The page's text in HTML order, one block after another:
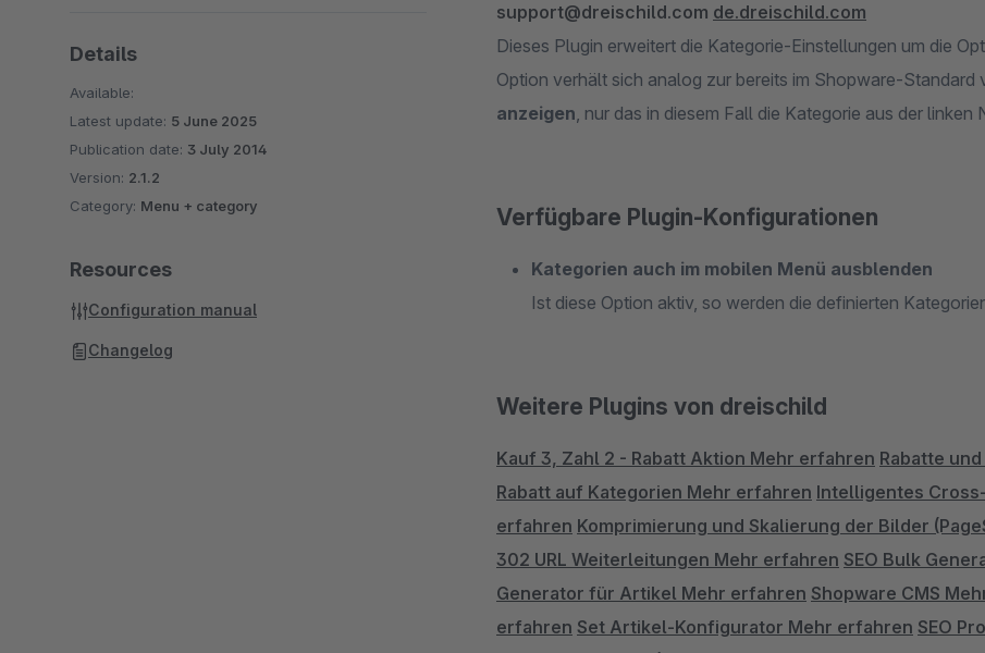
support@dreischild.com de.dreischild.com
Dieses Plugin erweitert die Kategorie-Einstellungen um die
Option verhält sich analog zur bereits im Shopware-Standard
anzeigen, nur das in diesem Fall die Kategorie aus der linken
Verfügbare Plugin-Konfigurationen
Kategorien auch im mobilen Menü ausblenden
Ist diese Option aktiv, so werden die definierten
Weitere Plugins von dreischild
Kauf 3, Zahl 2 - Rabatt Aktion Mehr erfahren Rabatte
Rabatt auf Kategorien Mehr erfahren Intelligentes
erfahren Komprimierung und Skalierung der Bilder
302 URL Weiterleitungen Mehr erfahren SEO Bulk
Generator für Artikel Mehr erfahren Shopware CMS
erfahren Set Artikel-Konfigurator Mehr erfahren SEO
Details
Available:
Latest update: 5 June 2025
Publication date: 3 July 2014
Version: 2.1.2
Category: Menu + category
Resources
Configuration manual
Changelog